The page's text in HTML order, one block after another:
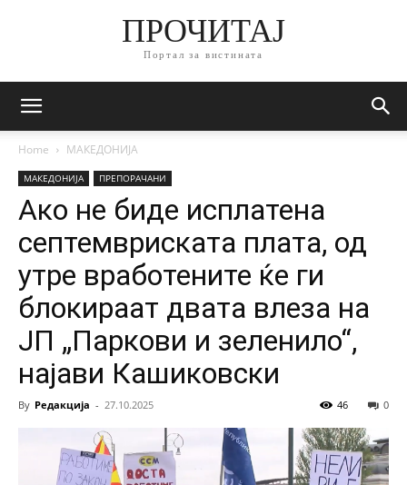
ПРОЧИТАЈ
Портал за вистината
Home МАКЕДОНИЈА
МАКЕДОНИЈА ПРЕПОРАЧАНИ
Ако не биде исплатена
септемвриската плата, од
утре вработените ќе ги
блокираат двата влеза на
ЈП „Паркови и зеленило“,
најави Кашиковски
By Редакција - 27.10.2025 0
46